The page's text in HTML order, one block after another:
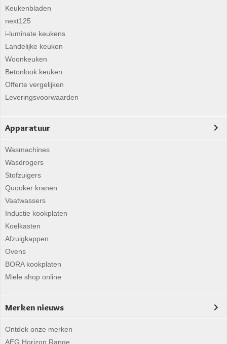
Keukenbladen
next125
i-luminate keukens
Landelijke keuken
Woonkeuken
Betonlook keuken
Offerte vergelijken
Leveringsvoorwaarden
Apparatuur
Wasmachines
Wasdrogers
Stofzuigers
Quooker kranen
Vaatwassers
Inductie kookplaten
Koelkasten
Afzuigkappen
Ovens
BORA kookplaten
Miele shop online
Merken nieuws
Ontdek onze merken
AEG Horizon Range